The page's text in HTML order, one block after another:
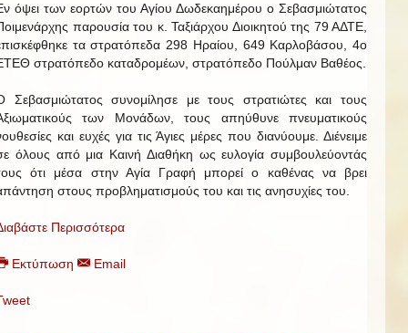
όψει των εορτών του Αγίου Δωδεκαημέρου ο Σεβασμιώτατος
παρουσία του κ. Ταξιάρχου Διοικητού της 79 ΑΔΤΕ,
τα στρατόπεδα 298 Ηραίου, 649 Καρλοβάσου, 4ο
στρατόπεδο καταδρομέων, στρατόπεδο Πούλμαν Βαθέος.
Σεβασμιώτατος συνομίλησε με τους στρατιώτες και τους
των Μονάδων, τους απηύθυνε πνευματικούς
και ευχές για τις Άγιες μέρες που διανύουμε. Διένειμε
όλους από μια Καινή Διαθήκη ως ευλογία συμβουλεύοντάς
ότι μέσα στην Αγία Γραφή μπορεί ο καθένας να βρει
στους προβληματισμούς του και τις ανησυχίες του.
Περισσότερα
Εκτύπωση Email